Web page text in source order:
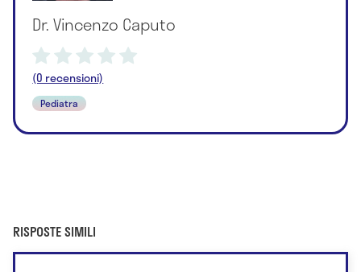
Dr. Vincenzo Caputo
(0 recensioni)
Pediatra
RISPOSTE SIMILI